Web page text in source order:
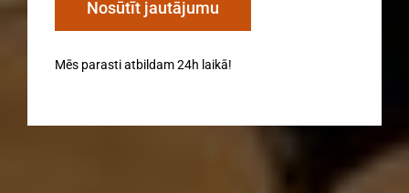
Mēs parasti atbildam 24h laikā!